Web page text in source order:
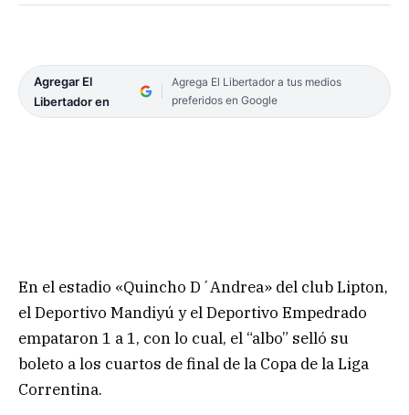
Agregar El
Libertador en
Agrega El Libertador a tus medios
preferidos en Google
En el estadio «Quincho D´Andrea» del club Lipton,
el Deportivo Mandiyú y el Deportivo Empedrado
empataron 1 a 1, con lo cual, el “albo” selló su
boleto a los cuartos de final de la Copa de la Liga
Correntina.